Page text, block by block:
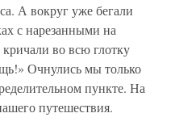
А вокруг уже бегали
с нарезанными на
во всю глотку
Очнулись мы только
пункте. На
путешествия.